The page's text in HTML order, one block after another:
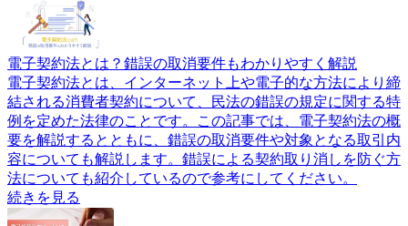
電子契約法とは？錯誤の取消要件もわかりやすく解説
電子契約法とは、インターネット上や電子的な方法により締
結される消費者契約について、民法の錯誤の規定に関する特
例を定めた法律のことです。この記事では、電子契約法の概
要を解説するとともに、錯誤の取消要件や対象となる取引内
容についても解説します。錯誤による契約取り消しを防ぐ方
法についても紹介しているので参考にしてください。
続きを見る